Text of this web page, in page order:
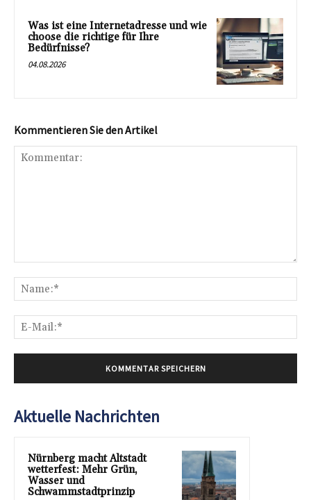
Was ist eine Internetadresse und wie
choose die richtige für Ihre
Bedürfnisse?
04.08.2026
Kommentieren Sie den Artikel
Aktuelle Nachrichten
Nürnberg macht Altstadt
wetterfest: Mehr Grün,
Wasser und
Schwammstadtprinzip